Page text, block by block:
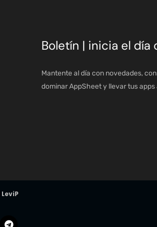
Boletín | inicia el día
Mantente al día con novedades,
dominar AppSheet y llevar tus apps
LeviP